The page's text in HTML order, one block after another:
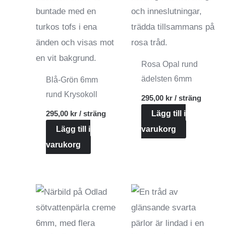
Blå-Grön 6mm
rund Krysokoll
295,00 kr / sträng
Lägg till i
varukorg
Rosa Opal rund
ädelsten 6mm
295,00 kr/ sträng
Lägg till i
varukorg